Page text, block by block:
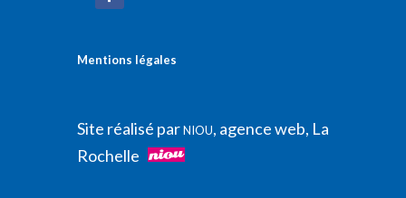
Mentions légales
Site réalisé parNIOU, agence web, La
Rochelle